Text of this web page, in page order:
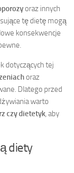
oraz innych
tę dietę mogą
konsekwencje
dotyczących tej
oraz
Dlatego przed
warto
czy dietetyk, aby
diety